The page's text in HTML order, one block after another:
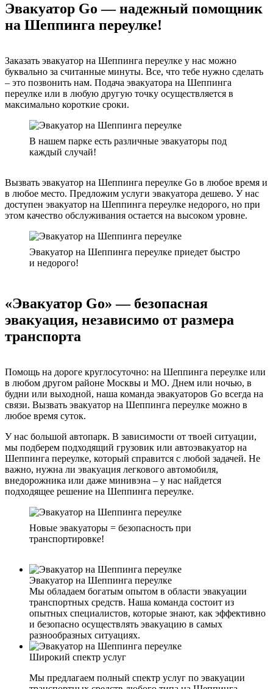
Эвакуатор Go — надежный помощник
на Шеппинга переулке!
Заказать эвакуатор на Шеппинга переулке у нас можно
буквально за считанные минуты. Все, что тебе нужно сделать
– это позвонить нам. Подача эвакуатора на Шеппинга
переулке или в любую другую точку осуществляется в
максимально короткие сроки.
В нашем парке есть различные эвакуаторы под
каждый случай!
Вызвать эвакуатор на Шеппинга переулке Go в любое время и
в любое место. Предложим услуги эвакуатора дешево. У нас
доступен эвакуатор на Шеппинга переулке недорого, но при
этом качество обслуживания остается на высоком уровне.
Эвакуатор на Шеппинга переулке приедет быстро
и недорого!
«Эвакуатор Go» — безопасная
эвакуация, независимо от размера
транспорта
Помощь на дороге круглосуточно: на Шеппинга переулке или
в любом другом районе Москвы и МО. Днем или ночью, в
будни или выходной, наша команда эвакуаторов Go всегда на
связи. Вызвать эвакуатор на Шеппинга переулке можно в
любое время суток.
У нас большой автопарк. В зависимости от твоей ситуации,
мы подберем подходящий грузовик или автоэвакуатор на
Шеппинга переулке, который справится с любой задачей. Не
важно, нужна ли эвакуация легкового автомобиля,
внедорожника или даже минивэна – у нас найдется
подходящее решение на Шеппинга переулке.
Новые эвакуаторы = безопасность при
транспортировке!
Эвакуатор на Шеппинга переулке
Мы обладаем богатым опытом в области эвакуации
транспортных средств. Наша команда состоит из
опытных специалистов, которые знают, как эффективно
и безопасно осуществлять эвакуацию в самых
разнообразных ситуациях.
Широкий спектр услуг
Мы предлагаем полный спектр услуг по эвакуации